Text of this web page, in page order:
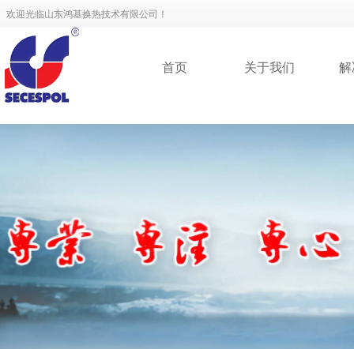
首页 关于我们 解
欢迎光临山东鸿基换热技术有限公司！